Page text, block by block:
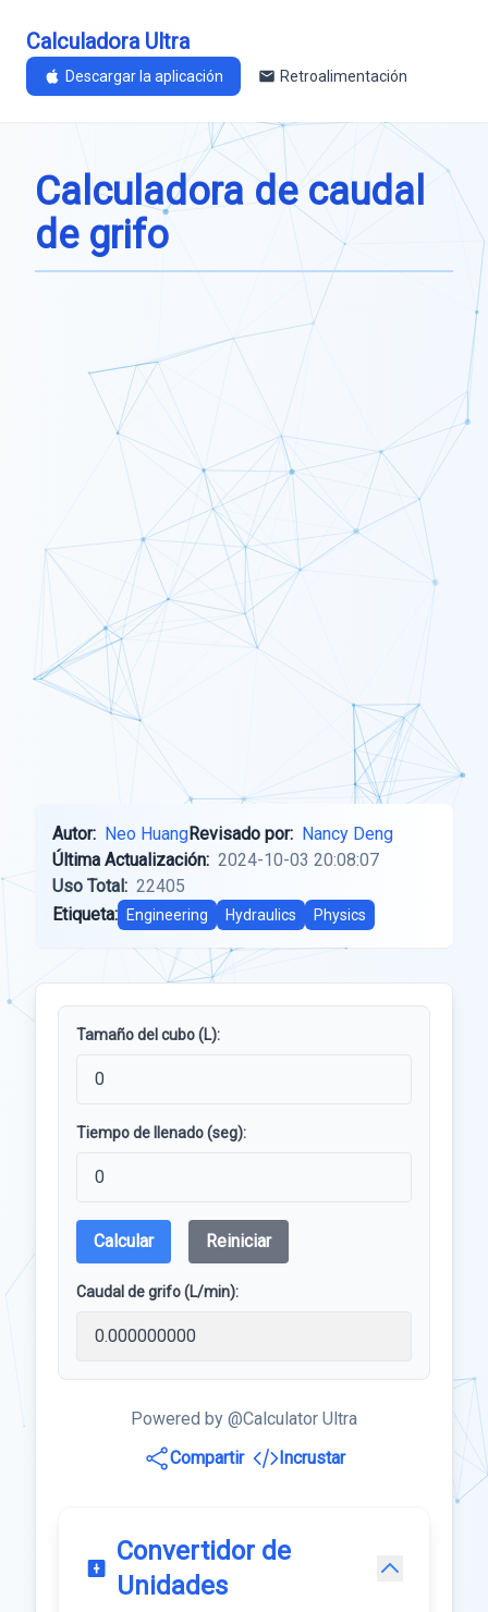
Calculadora Ultra
Descargar la aplicación Retroalimentación
Calculadora de caudal
de grifo
Autor: Neo HuangRevisado por: Nancy Deng
Última Actualización: 2024-10-03 20:08:07
Uso Total: 22405
Etiqueta:
Engineering Hydraulics Physics
Tamaño del cubo (L):
Tiempo de llenado (seg):
Calcular Reiniciar
Caudal de grifo (L/min):
Powered by @Calculator Ultra
Compartir
Incrustar
Convertidor de
Unidades